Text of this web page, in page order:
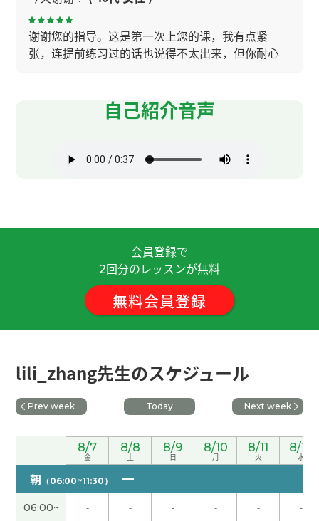
谢谢您的指导。这是第一次上您的课，我有点紧
张，连提前练习过的话也说得不太出来，但你耐心
常感谢您这么用心的指导。以后也请多多关照。
我每次和老师聊天都很开心〜( 40代 女性 )
年也请您多多关照！^0^/""( 60代 女性 )
つくばの話ができてすごく楽しかったのと、最後に
トーク内容の総復習ができてすごく良かったで
す！！ 慣用表現や文法ミスの訂正、単語をまとめ
とても丁寧に教えていただき、ありがとうございま
す。 悪いとこを指摘いただき、ためになりまし
た。 改善して、努力していきます。
( 50代 男性 )
感谢老师的指导，我要注意声调。辛苦老师了，下
次见！
lili_zhang老师，谢谢您的指导！今天也在发音方面
自己紹介音声
会員登録で
2回分のレッスンが無料
無料会員登録
lili_zhang先生のスケジュール
Prev week Today Next week
8/7
金
8/8
土
8/9
日
8/10
月
8/11
火
8/12
水
朝 （06:00~11:30）
06:00~ - - - - - -